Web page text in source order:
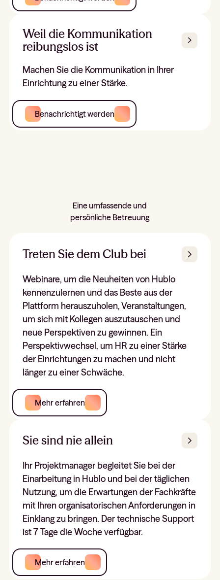
Weil die Kommunikation
reibungslos ist
Machen Sie die Kommunikation in Ihrer
Einrichtung zu einer Stärke.
Benachrichtigt werden
Eine umfassende und
persönliche Betreuung
Treten Sie dem Club bei
Webinare, um die Neuheiten von Hublo
kennenzulernen und das Beste aus der
Plattform herauszuholen, Veranstaltungen,
um sich mit Kollegen auszutauschen und
neue Perspektiven zu gewinnen. Ein
Perspektivwechsel, um HR zu einer Stärke
der Einrichtungen zu machen und nicht
länger zu einer Schwäche.
Mehr erfahren
Sie sind nie allein
Ihr Projektmanager begleitet Sie bei der
Einarbeitung in Hublo und bei der täglichen
Nutzung, um die Erwartungen der Fachkräfte
mit Ihren organisatorischen Anforderungen in
Einklang zu bringen. Der technische Support
ist 7 Tage die Woche verfügbar.
Mehr erfahren